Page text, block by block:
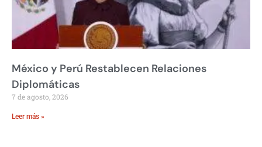
México y Perú Restablecen Relaciones
Diplomáticas
7 de agosto, 2026
Leer más »